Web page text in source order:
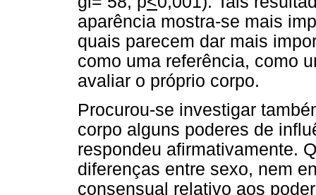
aparência mostra-se mais
quais parecem dar mais
como uma referência, como
avaliar o próprio corpo.
Procurou-se investigar
corpo alguns poderes de
respondeu afirmativamente.
diferenças entre sexo, nem
consensual relativo aos